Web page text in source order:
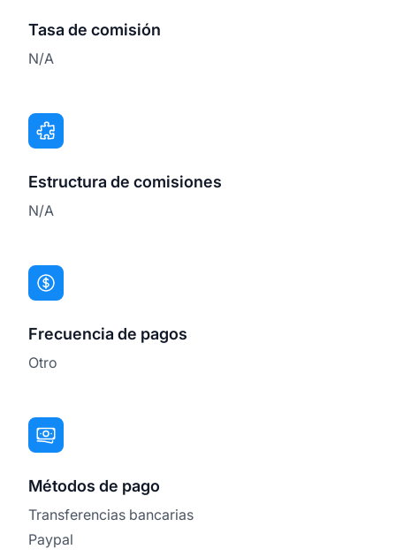
Tasa de comisión
N/A
Estructura de comisiones
N/A
Frecuencia de pagos
Otro
Métodos de pago
Transferencias bancarias
Paypal